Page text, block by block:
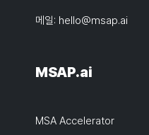
메일: hello@msap.ai
MSAP.ai
MSA Accelerator